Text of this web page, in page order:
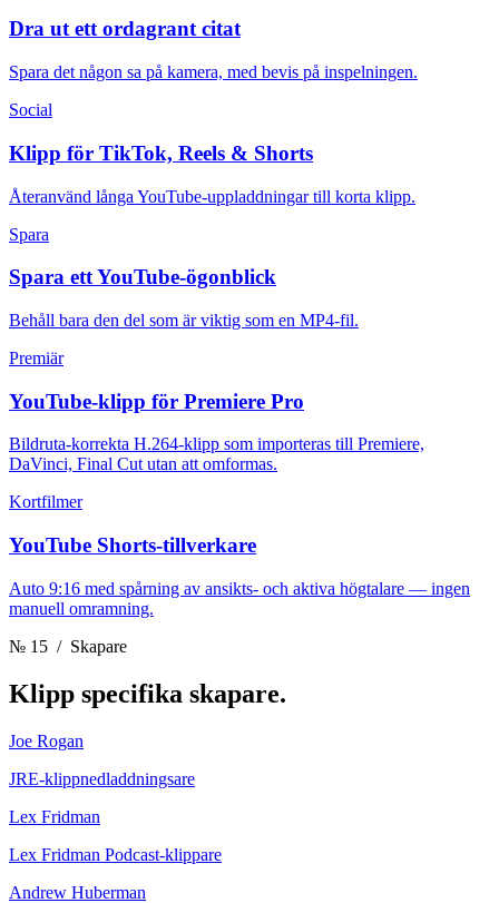
Dra ut ett ordagrant citat
Spara det någon sa på kamera, med bevis på inspelningen.
Social
Klipp för TikTok, Reels & Shorts
Återanvänd långa YouTube-uppladdningar till korta klipp.
Spara
Spara ett YouTube-ögonblick
Behåll bara den del som är viktig som en MP4-fil.
Premiär
YouTube-klipp för Premiere Pro
Bildruta-korrekta H.264-klipp som importeras till Premiere,
DaVinci, Final Cut utan att omformas.
Kortfilmer
YouTube Shorts-tillverkare
Auto 9:16 med spårning av ansikts- och aktiva högtalare — ingen
manuell omramning.
№ 15 / Skapare
Klipp specifika skapare.
Joe Rogan
JRE-klippnedladdningsare
Lex Fridman
Lex Fridman Podcast-klippare
Andrew Huberman